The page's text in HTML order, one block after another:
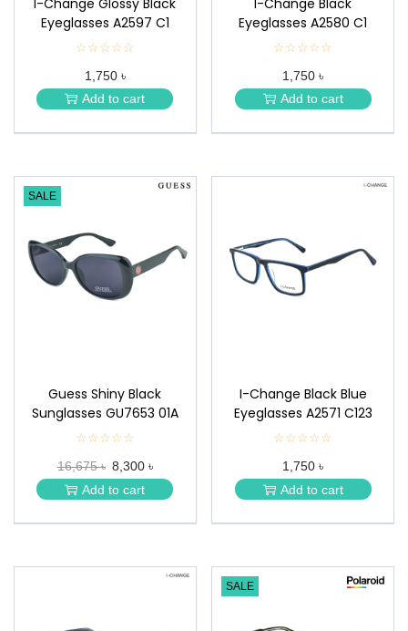
Eyeglasses A2597 C1
☆☆☆☆☆
★
★
★
★
1,750 ৳
Add to cart
Eyeglasses A2580 C1
☆☆☆☆☆
★
★
★
★
1,750 ৳
Add to cart
SALE
Guess Shiny Black
Sunglasses GU7653 01A
☆☆☆☆☆
★
★
★
★
16,675 ৳ 8,300 ৳
Add to cart
I-Change Black Blue
Eyeglasses A2571 C123
☆☆☆☆☆
★
★
★
★
1,750 ৳
Add to cart
SALE